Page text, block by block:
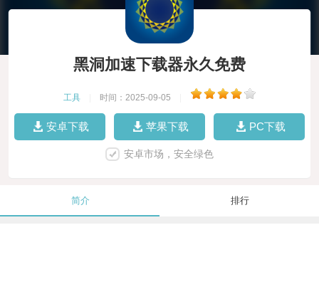
黑洞加速下载器永久免费
工具 时间：2025-09-05
安卓下载 苹果下载 PC下载
安卓市场，安全绿色
简介 排行